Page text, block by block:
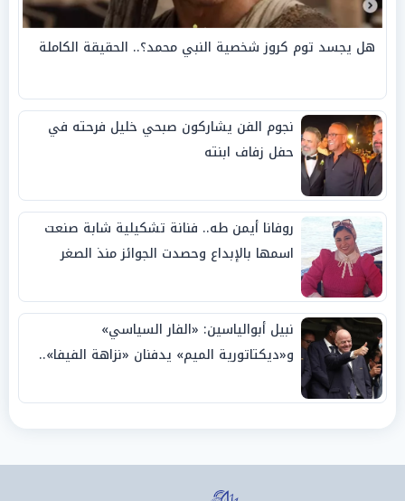
هل يجسد توم كروز شخصية النبي محمد؟.. الحقيقة الكاملة
نجوم الفن يشاركون صبحي خليل فرحته في
حفل زفاف ابنته
روفانا أيمن طه.. فنانة تشكيلية شابة صنعت
اسمها بالإبداع وحصدت الجوائز منذ الصغر
نبيل أبوالياسين: «الفار السياسي»
و«ديكتاتورية الميم» يدفنان «نزاهة الفيفا»..